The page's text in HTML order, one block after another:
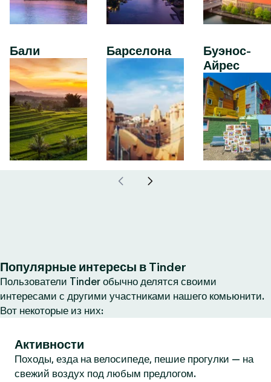
Бали Барселона
Буэнос-
Айрес
Популярные интересы в Tinder
Пользователи Tinder обычно делятся своими
интересами с другими участниками нашего комьюнити.
Вот некоторые из них:
Активности
Походы, езда на велосипеде, пешие прогулки — на
свежий воздух под любым предлогом.